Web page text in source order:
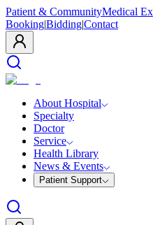
Patient & CommunityMedical
Booking|Bidding|Contact
About Hospital
Specialty
Doctor
Service
Health Library
News & Events
Patient Support